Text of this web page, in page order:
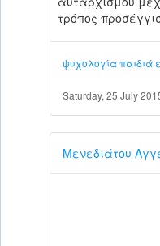
τρόπος
ψυχολογίαπαιδιά
Saturday, 25 July
Μενεδιάτου